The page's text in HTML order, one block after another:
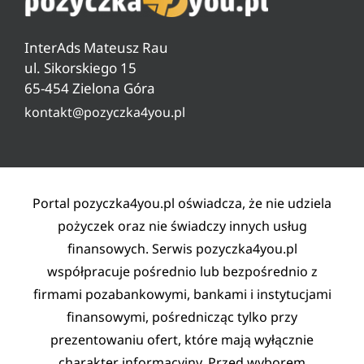
Pytania i odpowiedzi
Ryzyko w pożyczaniu
Lista partnerów
Polityka prywatności
InterAds Mateusz Rau
ul. Sikorskiego 15
65-454 Zielona Góra
kontakt@pozyczka4you.pl
Portal pozyczka4you.pl oświadcza, że nie udziela
pożyczek oraz nie świadczy innych usług
finansowych. Serwis pozyczka4you.pl
współpracuje pośrednio lub bezpośrednio z
firmami pozabankowymi, bankami i instytucjami
finansowymi, pośrednicząc tylko przy
prezentowaniu ofert, które mają wyłącznie